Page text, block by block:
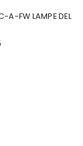
A-FW LAMPE DEL